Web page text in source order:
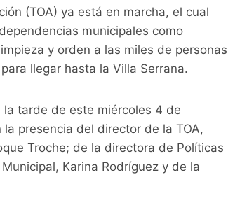
(TOA) ya está en marcha, el cual
municipales como
y orden a las miles de personas
llegar hasta la Villa Serrana.
tarde de este miércoles 4 de
presencia del director de la TOA,
Troche; de la directora de Políticas
Karina Rodríguez y de la